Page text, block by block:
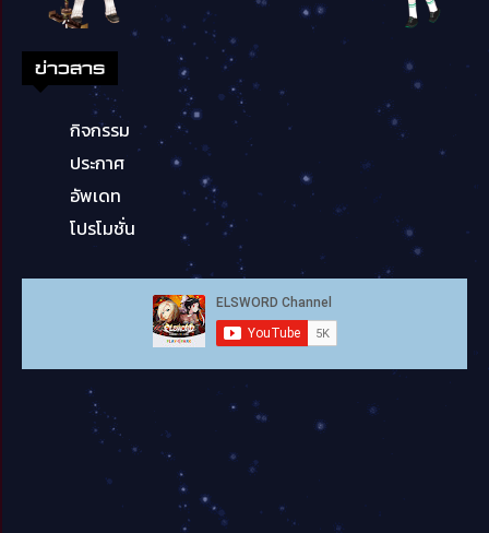
ข่าวสาร
กิจกรรม
ประกาศ
อัพเดท
โปรโมชั่น